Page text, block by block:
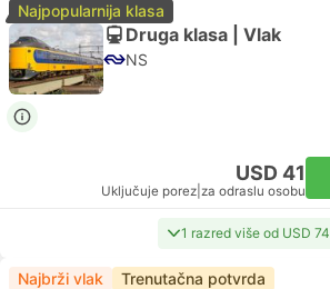
Najpopularnija klasa
Druga klasa | Vlak
NS
USD 41
Uključuje porez za odraslu osobu
1 razred više od USD 74
Najbrži vlak Trenutačna potvrda